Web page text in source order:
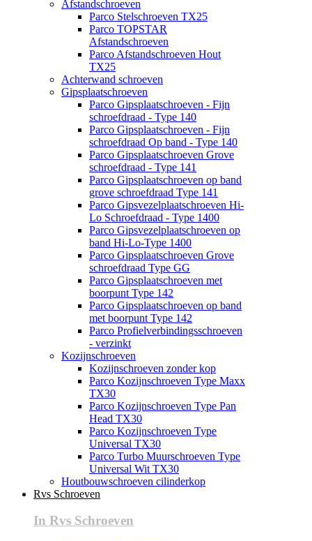
Afstandschroeven
Parco Stelschroeven TX25
Parco TOPSTAR
Afstandschroeven
Parco Afstandschroeven Hout
TX25
Achterwand schroeven
Gipsplaatschroeven
Parco Gipsplaatschroeven - Fijn
schroefdraad - Type 140
Parco Gipsplaatschroeven - Fijn
schroefdraad Op band - Type 140
Parco Gipsplaatschroeven Grove
schroefdraad - Type 141
Parco Gipsplaatschroeven op band
grove schroefdraad Type 141
Parco Gipsvezelplaatschroeven Hi-
Lo Schroefdraad - Type 1400
Parco Gipsvezelplaatschroeven op
band Hi-Lo-Type 1400
Parco Gipsplaatschroeven Grove
schroefdraad Type GG
Parco Gipsplaatschroeven met
boorpunt Type 142
Parco Gipsplaatschroeven op band
met boorpunt Type 142
Parco Profielverbindingsschroeven
- verzinkt
Kozijnschroeven
Kozijnschroeven zonder kop
Parco Kozijnschroeven Type Maxx
TX30
Parco Kozijnschroeven Type Pan
Head TX30
Parco Kozijnschroeven Type
Universal TX30
Parco Turbo Muurschroeven Type
Universal Wit TX30
Houtbouwschroeven cilinderkop
Rvs Schroeven
In Rvs Schroeven